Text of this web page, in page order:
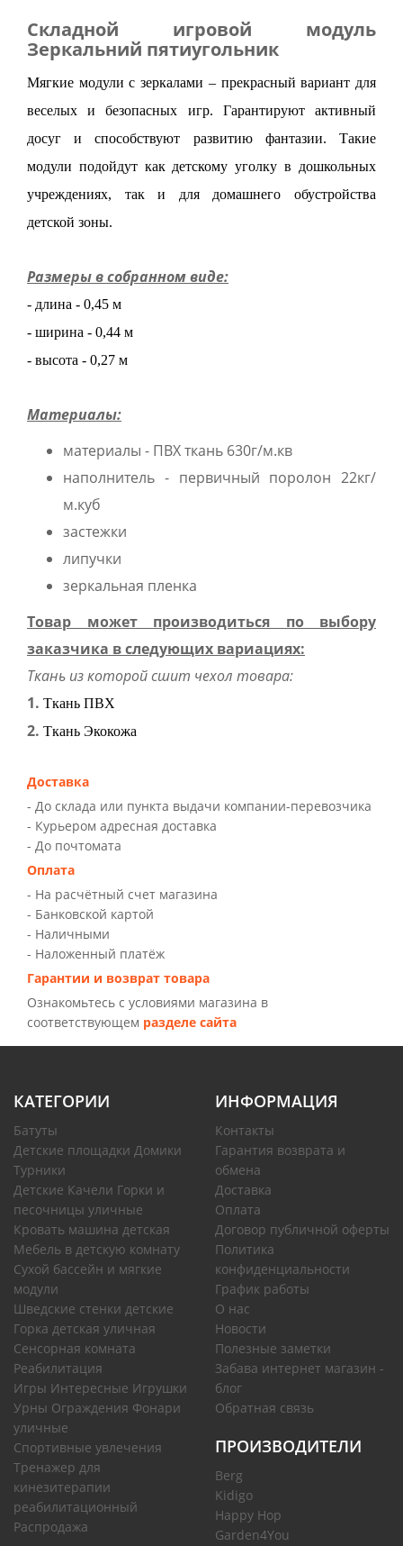
Складной игровой модуль
Зеркальний пятиугольник
Мягкие модули с зеркалами – прекрасный вариант для
веселых и безопасных игр. Гарантируют активный
досуг и способствуют развитию фантазии. Такие
модули подойдут как детскому уголку в дошкольных
учреждениях, так и для домашнего обустройства
детской зоны.
Размеры в собранном виде:
- длина - 0,45 м
- ширина - 0,44 м
- высота - 0,27 м
Материалы:
материалы - ПВХ ткань 630г/м.кв
наполнитель - первичный поролон 22кг/
м.куб
застежки
липучки
зеркальная пленка
Товар может производиться по выбору
заказчика в следующих вариациях:
Ткань из которой сшит чехол товара:
1. Ткань ПВХ
2. Ткань Экокожа
Доставка
- До склада или пункта выдачи компании-перевозчика
- Курьером адресная доставка
- До почтомата
Оплата
- На расчётный счет магазина
- Банковской картой
- Наличными
- Наложенный платёж
Гарантии и возврат товара
Ознакомьтесь с условиями магазина в
соответствующем разделе сайта
КАТЕГОРИИ
Батуты
Детские площадки Домики
Турники
Детские Качели Горки и
песочницы уличные
Кровать машина детская
Мебель в детскую комнату
Сухой бассейн и мягкие
модули
Шведские стенки детские
Горка детская уличная
Сенсорная комната
Реабилитация
Игры Интересные Игрушки
Урны Ограждения Фонари
уличные
Спортивные увлечения
Тренажер для
кинезитерапии
реабилитационный
Распродажа
ИНФОРМАЦИЯ
Контакты
Гарантия возврата и
обмена
Доставка
Оплата
Договор публичной оферты
Политика
конфиденциальности
График работы
О нас
Новости
Полезные заметки
Забава интернет магазин -
блог
Обратная связь
ПРОИЗВОДИТЕЛИ
Berg
Kidigo
Happy Hop
Garden4You